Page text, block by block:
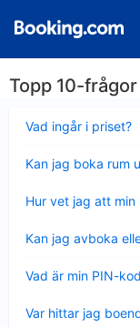
Topp 10-frågor
Vad ingår i priset?
mindre
Kan jag boka rum
mindre
Hur vet jag att
mindre
Kan jag avboka
mindre
Vad är min PIN-
mindre
Var hittar jag
mindre